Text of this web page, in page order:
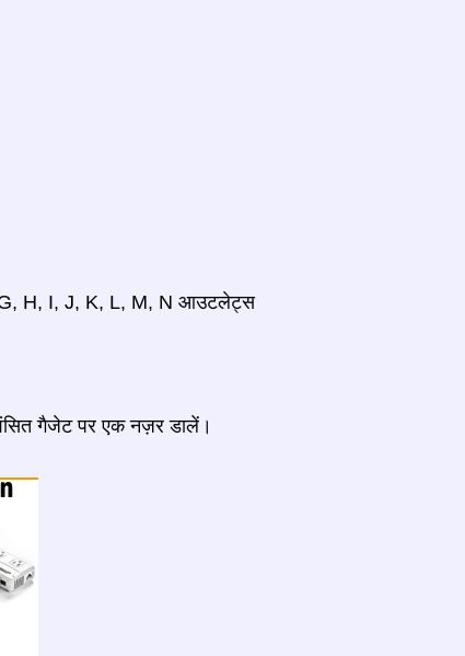
G, H, I, J, K, L, M, N आउटलेट्स
गैजेट पर एक नज़र डालें।